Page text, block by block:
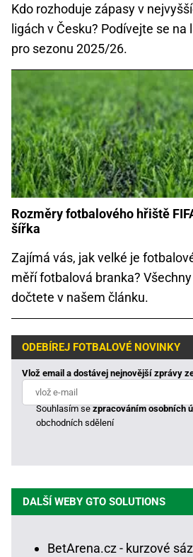
Kdo rozhoduje zápasy v
ligách v Česku? Podívejte se
pro sezonu 2025/26.
Rozměry fotbalového hřiště
šířka
Zajímá vás, jak velké je
měří fotbalová branka?
dočtete v našem článku.
ODEBÍREJ FOTBALOVÉ NOVINKY
Vlož email a dostávej nejnovější zprávy
Souhlasím sezpracováním osobních
obchodních sdělení
DALŠÍ WEBY GTO SOLUTIONS
BetArena.cz - kurzové